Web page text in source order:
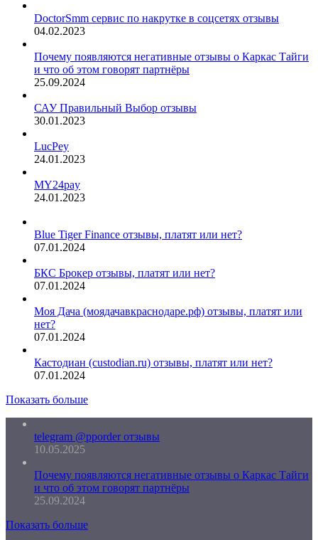
DoctorSmm сервис по накрутке в соцсетях отзывы
04.02.2023
Почему появляются негативные отзывы о Каркас Тайги
и что об этом говорят партнёры
25.09.2024
САУ Правильный Выбор отзывы
30.01.2023
LucPey
24.01.2023
MY24pay
24.01.2023
Blue Tiger Finance отзывы, платят или нет?
07.01.2024
БКС Брокер отзывы, платят или нет?
07.01.2024
Моя Дача (моядачавкраснодаре.рф) отзывы, платят или
нет?
07.01.2024
Кастодиан (custodian.ru) отзывы, платят или нет?
07.01.2024
Показать больше
telegram @pporder отзывы
10.05.2025
Почему появляются негативные отзывы о Каркас Тайги
и что об этом говорят партнёры
25.09.2024
Показать больше